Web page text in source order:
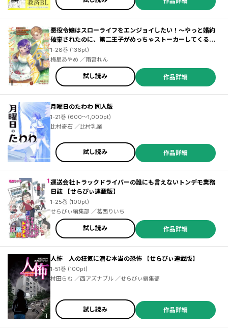
悪役令嬢はスローライフをエンジョイしたい！～やっと婚約
破棄されたのに、第二王子がめっちゃストーカーしてくるん
ですけど…～【単話】
1-28巻 (136pt)
梅星あやめ ／雨宮れん
試し読み 作品詳細
月曜日のたわわ 同人版
1-21巻 (600～1,000pt)
比村奇石 ／比村乳業
試し読み 作品詳細
運送会社トラックドライバーの誰にも言えないトンデモ業務
日誌 【せらびぃ連載版】
1-25巻 (100pt)
せらびぃ編集部 ／葛西りいち
試し読み 作品詳細
人怖 人の狂気に潜む本当の恐怖 【せらびぃ連載版】
1-51巻 (100pt)
村田らむ ／西アズナブル ／せらびぃ編集部
試し読み 作品詳細